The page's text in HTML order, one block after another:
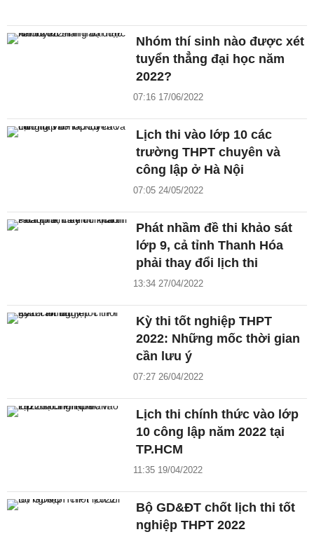
Nhóm thí sinh nào được xét
tuyển thẳng đại học năm
2022?
07:16 17/06/2022
Lịch thi vào lớp 10 các
trường THPT chuyên và
công lập ở Hà Nội
07:05 24/05/2022
Phát nhầm đề thi khảo sát
lớp 9, cả tỉnh Thanh Hóa
phải thay đổi lịch thi
13:34 27/04/2022
Kỳ thi tốt nghiệp THPT
2022: Những mốc thời gian
cần lưu ý
07:27 26/04/2022
Lịch thi chính thức vào lớp
10 công lập năm 2022 tại
TP.HCM
11:35 19/04/2022
Bộ GD&ĐT chốt lịch thi tốt
nghiệp THPT 2022